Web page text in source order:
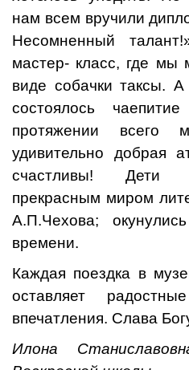
нам всем вручили
Несомненный
мастер- класс, где мы
виде собачки таксы.
состоялось
протяжении всего
удивительно добрая
счастливы! Дети
прекрасным миром
А.П.Чехова;
времени.
Каждая поездка в
оставляет
впечатления. Слава
Илона